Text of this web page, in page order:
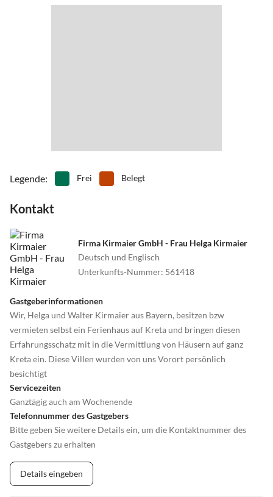
abwechslungsreiche Küstenlandschaft mit zahlreichen, auch im
einer reichen Kultur prädestiniert den Süden zu einem traumhaften
Bar liegt in 2 Kilometer Entfernung von der Villa am endlosen
Strand von Gennadi (Karibik-Feeling mit Reggae-Sound, Cocktails
und Grill). In Plimmiri befindet sich die bekannteste Fischtaverne
der Insel mit eigenem kleinen Fischereihafen und sichelförmigem
Sandstrand. Hier hängen die frisch gefangenen Tintenfische zum
Trocknen über der Wäscheleine, man sitzt auf blauen Holzstühlen
und schaut auf das azurblaue Meer.
In ca. 20 Autominuten haben Sie mit der Halbinsel Prassonissi am
Südzipfel der Insel eines der weltweit besten Wind- und Kitesurfer-
Paradiese erreicht.
Das Städtchen Lindos (die «weiße Stadt»), die im Süden der Insel
liegt und komplett unter Denkmalschutz steht, ist knapp 30
Kilometer von der Villa entfernt. Auf dem Berg die Akropolis mit
dem Tempel der Athena Lindia und der Blick in die Bucht des
Apostels Paulus. Lindos ist ebenso bekannt für sehr viele
ausgezeichnete Restaurants.
Legende: Frei Belegt
Kontakt
Firma Kirmaier GmbH - Frau Helga Kirmaier
Deutsch und Englisch
Unterkunfts-Nummer: 561418
Gastgeberinformationen
Wir, Helga und Walter Kirmaier aus Bayern, besitzen bzw
vermieten selbst ein Ferienhaus auf Kreta und bringen diesen
Erfahrungsschatz mit in die Vermittlung von Häusern auf ganz
Kreta ein. Diese Villen wurden von uns Vorort persönlich
besichtigt
Servicezeiten
Ganztägig auch am Wochenende
Telefonnummer des Gastgebers
Bitte geben Sie weitere Details ein, um die Kontaktnummer des
Gastgebers zu erhalten
Details eingeben